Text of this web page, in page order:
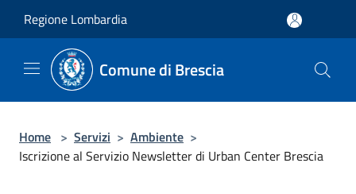
Regione Lombardia
Comune di Brescia
Home > Servizi > Ambiente >
Iscrizione al Servizio Newsletter di Urban Center Brescia